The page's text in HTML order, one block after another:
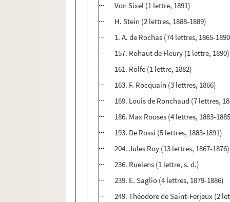
Von Sixel (1 lettre, 1891)
H. Stein (2 lettres, 1888-1889)
1. A. de Rochas (74 lettres, 1865-
157. Rohaut de Fleury (1 lettre, 1890)
161. Rolfe (1 lettre, 1882)
163. F. Rocquain (3 lettres, 1866)
169. Louis de Ronchaud (7 lettres,
186. Max Rooses (4 lettres, 1883-
193. De Rossi (5 lettres, 1883-1891)
204. Jules Roy (13 lettres, 1867-1876)
236. Ruelens (1 lettre, s. d.)
239. E. Saglio (4 lettres, 1879-1886)
249. Théodore de Saint-Ferjeux (2